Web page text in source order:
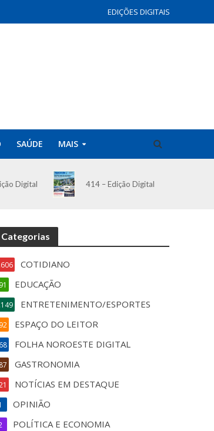
EDIÇÕES DIGITAIS
SAÚDE MAIS
Digital 414 – Edição Digital
Categorias
COTIDIANO
EDUCAÇÃO
ENTRETENIMENTO/ESPORTES
ESPAÇO DO LEITOR
FOLHA NOROESTE DIGITAL
GASTRONOMIA
NOTÍCIAS EM DESTAQUE
OPINIÃO
POLÍTICA E ECONOMIA